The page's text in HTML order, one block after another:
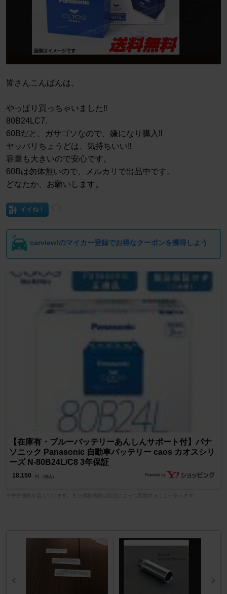
皆さんこんばんは。
やっぱり買っちゃいました‼️
80B24LC7.
60Bだと、ガサゴソなので、嫌になり購入‼️
ヤッパリちょうどは、気持ちいい‼️
容量も大きいので安心です。
60Bは勿体無いので、メルカリで出品中です。
どなたか、お願いします。
イイね！
carview!のマイカー登録でお得なクーポンを獲得しよう
【在庫有・ブルーバッテリーあんしんサポート付】パナ
ソニック Panasonic 自動車バッテリー caos カオスシリ
ーズ N-80B24L/C8 3年保証
18,150 円 （税込）